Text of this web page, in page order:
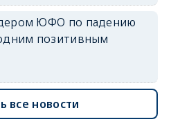
ЮФО по падению
позитивным
все новости